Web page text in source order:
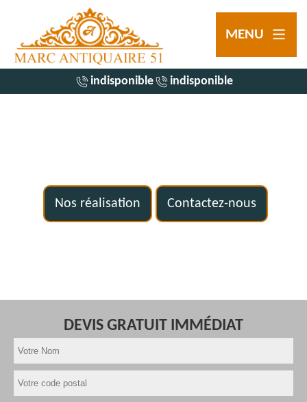
MENU
indisponible indisponible
Nos réalisation Contactez-nous
DEVIS GRATUIT IMMÉDIAT